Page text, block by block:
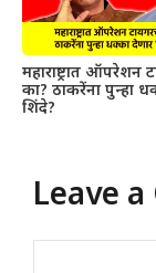
महाराष्ट्रात ऑपरेशन
का? ठाकरेंना पुन्हा
शिंदे?
Leave